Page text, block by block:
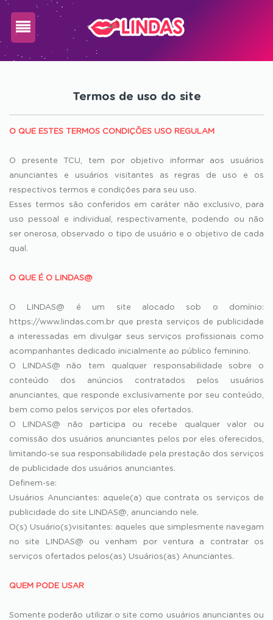
Login
Termos de uso do site
O QUE ESTES TERMOS CONDIÇÕES USO REGULAM
O presente TCU, tem por objetivo informar aos usuários
anunciantes e usuários visitantes as regras de uso e os
respectivos termos e condições para seu uso.
Esses termos são conferidos em caráter não exclusivo, para
uso pessoal e individual, respectivamente, podendo ou não
ser onerosa, observado o tipo de usuário e o objetivo de cada
qual.
O QUE É O LINDAS@
O LINDAS@ é um site alocado sob o domínio:
https://www.lindas.com.br que presta serviços de publicidade
a interessadas em divulgar seus serviços profissionais como
acompanhantes dedicado inicialmente ao público feminino.
O LINDAS@ não tem qualquer responsabilidade sobre o
conteúdo dos anúncios contratados pelos usuários
anunciantes, que responde exclusivamente por seu conteúdo,
bem como pelos serviços por eles ofertados.
O LINDAS@ não participa ou recebe qualquer valor ou
comissão dos usuários anunciantes pelos por eles oferecidos,
limitando-se sua responsabilidade pela prestação dos serviços
de publicidade dos usuários anunciantes.
Definem-se:
Usuários Anunciantes: aquele(a) que contrata os serviços de
publicidade do site LINDAS@, anunciando nele.
O(s) Usuário(s)visitantes: aqueles que simplesmente navegam
no site LINDAS@ ou venham por ventura a contratar os
serviços ofertados pelos(as) Usuários(as) Anunciantes.
QUEM PODE USAR
Somente poderão utilizar o site como usuários anunciantes ou